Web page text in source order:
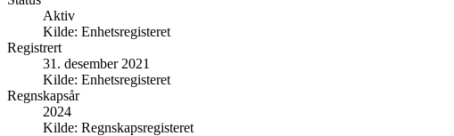
Aktiv
Kilde: Enhetsregisteret
Registrert
31. desember 2021
Kilde: Enhetsregisteret
Regnskapsår
2024
Kilde: Regnskapsregisteret